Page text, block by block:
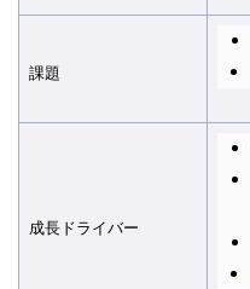
課題
成長ドライバー